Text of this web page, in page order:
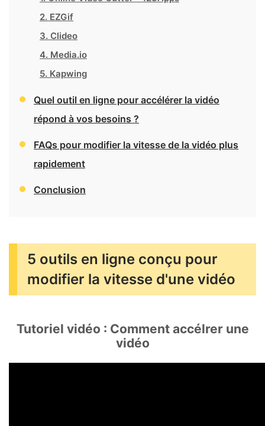
2. EZGif
3. Clideo
4. Media.io
5. Kapwing
Quel outil en ligne pour accélérer la vidéo
répond à vos besoins ?
FAQs pour modifier la vitesse de la vidéo plus
rapidement
Conclusion
5 outils en ligne conçu pour
modifier la vitesse d'une vidéo
Tutoriel vidéo : Comment accélrer une
vidéo